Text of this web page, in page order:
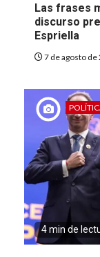
Las frases
discurso
Espriella
7 de agosto de
4 min de